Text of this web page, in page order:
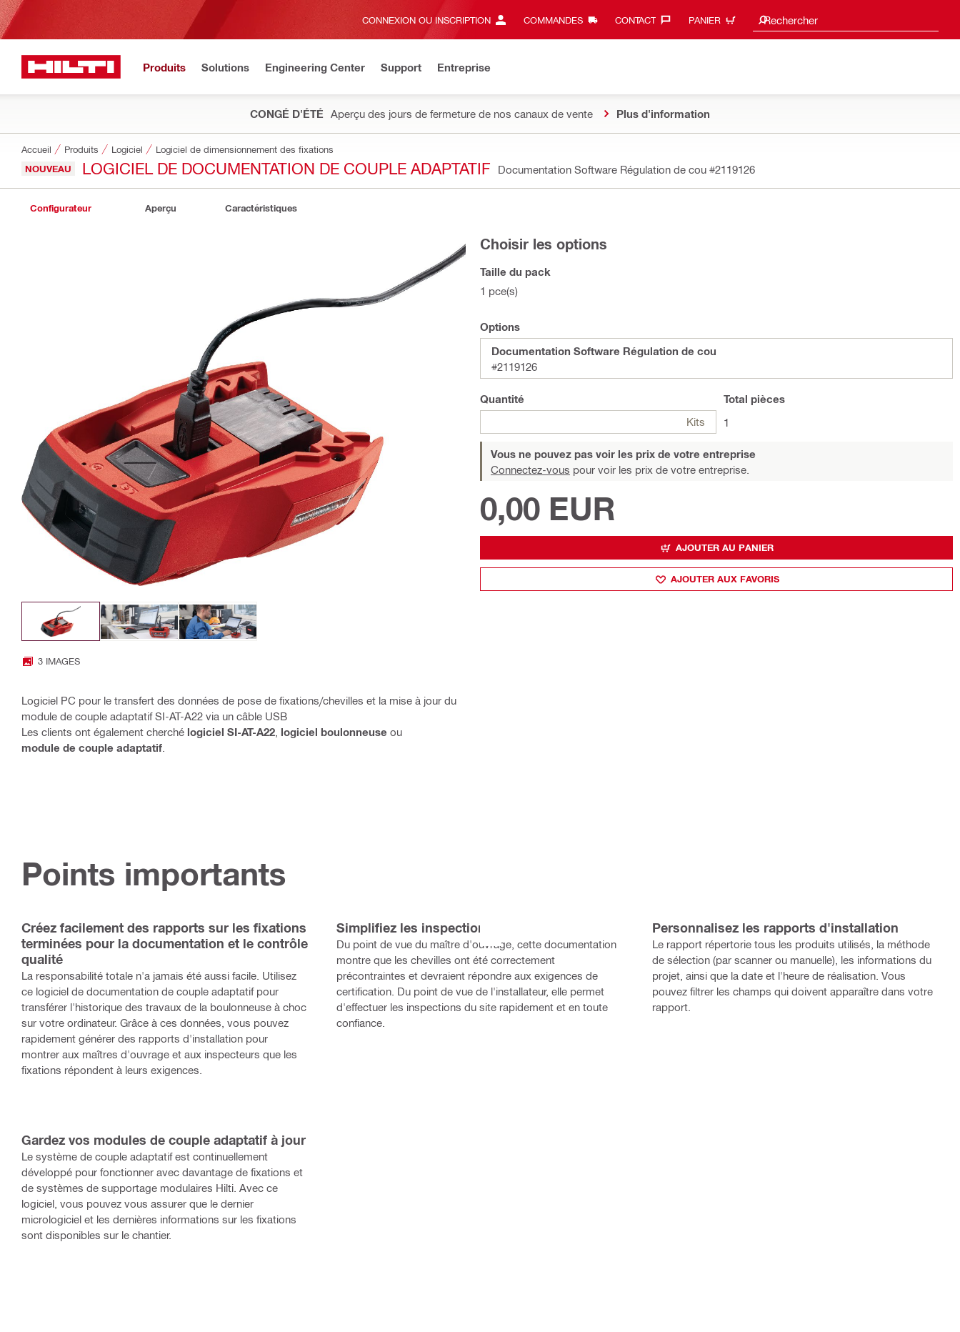
CONNEXION OU INSCRIPTION COMMANDES CONTACT‎ PANIER Rechercher
Suggestions de recherche
Produits Solutions Engineering Center Support Entreprise
CONGÉ D'ÉTÉ Aperçu des jours de fermeture de nos canaux de vente Plus d'information
Accueil Produits Logiciel Logiciel de dimensionnement des fixations
NOUVEAU LOGICIEL DE DOCUMENTATION DE COUPLE ADAPTATIF Documentation Software Régulation de cou #2119126
Configurateur Aperçu Caractéristiques
3 IMAGES
Logiciel PC pour le transfert des données de pose de fixations/chevilles et la mise à jour du
module de couple adaptatif SI-AT-A22 via un câble USB
Les clients ont également cherché logiciel SI-AT-A22 logiciel boulonneuse ou
module de couple adaptatif
Choisir les options
Taille du pack
1 pce(s)
Options
Documentation Software Régulation de cou
#2119126
Quantité
Kits
Total pièces
1
Vous ne pouvez pas voir les prix de votre entreprise
Connectez-vous pour voir les prix de votre entreprise.
0,00 EUR
AJOUTER AU PANIER
AJOUTER AUX FAVORIS
Points importants
Créez facilement des rapports sur les fixations
terminées pour la documentation et le contrôle
qualité
La responsabilité totale n'a jamais été aussi facile. Utilisez
ce logiciel de documentation de couple adaptatif pour
transférer l'historique des travaux de la boulonneuse à choc
sur votre ordinateur. Grâce à ces données, vous pouvez
rapidement générer des rapports d'installation pour
montrer aux maîtres d'ouvrage et aux inspecteurs que les
fixations répondent à leurs exigences.
Simplifiez les inspections
Du point de vue du maître d'ouvrage, cette documentation
montre que les chevilles ont été correctement
précontraintes et devraient répondre aux exigences de
certification. Du point de vue de l'installateur, elle permet
d'effectuer les inspections du site rapidement et en toute
confiance.
Personnalisez les rapports d'installation
Le rapport répertorie tous les produits utilisés, la méthode
de sélection (par scanner ou manuelle), les informations du
projet, ainsi que la date et l'heure de réalisation. Vous
pouvez filtrer les champs qui doivent apparaître dans votre
rapport.
Gardez vos modules de couple adaptatif à jour
Le système de couple adaptatif est continuellement
développé pour fonctionner avec davantage de fixations et
de systèmes de supportage modulaires Hilti. Avec ce
logiciel, vous pouvez vous assurer que le dernier
micrologiciel et les dernières informations sur les fixations
sont disponibles sur le chantier.